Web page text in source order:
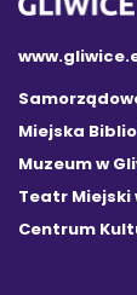
Miejska
Muzeum w
Teatr Miejski
Centrum